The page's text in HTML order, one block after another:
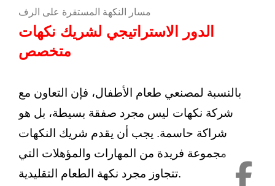
مسار النكهة المستقرة على الرف
الدور الاستراتيجي لشريك نكهات
متخصص
بالنسبة لمصنعي طعام الأطفال، فإن التعاون مع
شركة نكهات ليس مجرد صفقة بسيطة، بل هو
شراكة حاسمة. يجب أن يقدم شريك النكهات
مجموعة فريدة من المهارات والمؤهلات التي
تتجاوز مجرد نكهة الطعام التقليدية.